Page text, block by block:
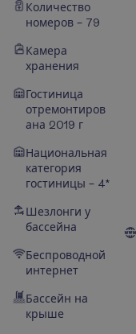
Количество
номеров – 79
Камера
хранения
Гостиница
отремонтиров
ана 2019 г
Национальная
категория
гостиницы – 4*
Шезлонги у
бассейна
Беспроводной
интернет
Бассейн на
крыше